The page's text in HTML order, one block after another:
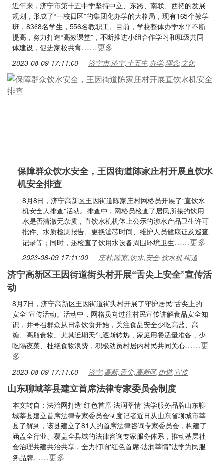
近年来，济宁市第十五中学坚持中立、东跨、南联、西拓的发展
规划，形成了“一校四区”的集团化办学的大格局，现有165个教学
班，8368名学生，556名教职工。目前，学校整体办学水平不断
提高，努力打造“高效课堂”，不断推进小组合作学习和班级共同
体建设，促进家校共育……更多
2023-08-09 17:11:00 济宁市,济宁,十五中,办学,理念,文化
保障群众饮水安全，王因街道陈家庄村开展直饮水
机安全排查
8月8日，济宁高新区王因街道陈家庄村网格员开展了“直饮水
机安全大排查”活动。排查中，网格员检查了居民所接的饮用
水是否清澈无杂质，直饮水机机体上公示的涉水产品卫生许可
批件、水质检测报告、更换滤芯时间、维护人员健康证及巡查
记录等；同时，还检查了饮用水设备周围环境卫生……更多
2023-08-09 17:11:00 庄村,陈家,饮水,安全,饮水机,街道
济宁高新区王因街道街头村开展“舌尖上安全”宣传活
动
8月7日，济宁高新区王因街道街头村开展了守护居民“舌尖上的
安全”宣传活动。活动中，网格员向过往村民宣传讲解食品安全知
识，并号召群众从日常饮食开始，关注食品安全少吃高盐、高
糖、高脂食物。尤其近期天气逐渐转热，家庭用餐适量准备，少
吃隔夜菜、杜绝食物浪费，积极动员村居内村民共同关心……更
多
2023-08-09 17:11:00 济宁,高新,舌尖,高新区,街道,宣传
山东聊城莘县建立首席法律专家委员会制度
本文转自：法治网打造“红色首席·法润莘情”法学服务品牌山东聊
城莘县建立首席法律专家委员会制度记者近日从山东省聊城市莘
县了解到，该县建立了81人的首席法律咨询专家委员会，构建了
涵盖全行业、覆盖全县域的法律咨询专家服务体系，推动基层社
会治理共建共治共享，全力打响“红色首席·法润莘情”法学为民服
务品牌……更多